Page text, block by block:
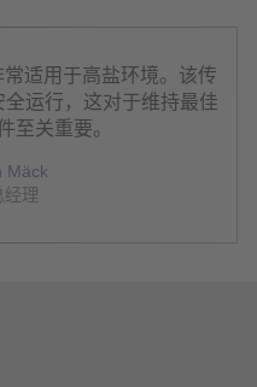
常适用于高盐环境。该传
运行，这对于维持最佳
至关重要。
Mäck
经理